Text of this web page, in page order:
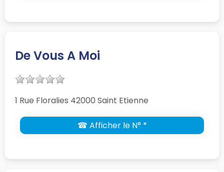
De Vous A Moi
1 Rue Floralies 42000 Saint Etienne
☎ Afficher le N° *